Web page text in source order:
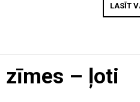
LASĪT
zīmes – ļoti